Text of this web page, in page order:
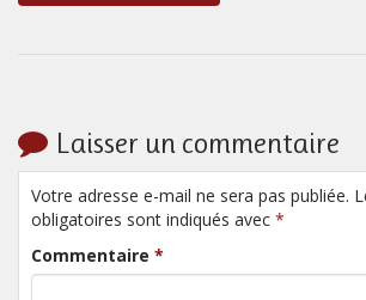
Laisser un commentaire
Votre adresse e-mail ne sera pas publiée.
obligatoires sont indiqués avec *
Commentaire *